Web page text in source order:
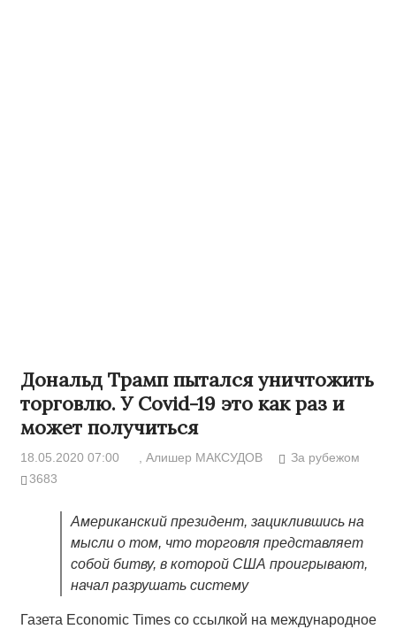
Дональд Трамп пытался уничтожить
торговлю. У Covid-19 это как раз и
может получиться
18.05.2020 07:00 , Алишер МАКСУДОВ
За рубежом
3683
Американский президент, зациклившись на
мысли о том, что торговля представляет
собой битву, в которой США проигрывают,
начал разрушать систему
Газета Economic Times со ссылкой на международное